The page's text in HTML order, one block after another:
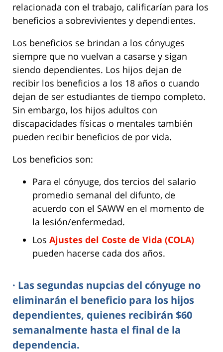
relacionada con el trabajo, calificarían para los
beneficios a sobrevivientes y dependientes.
Los beneficios se brindan a los cónyuges
siempre que no vuelvan a casarse y sigan
siendo dependientes. Los hijos dejan de
recibir los beneficios a los 18 años o cuando
dejan de ser estudiantes de tiempo completo.
Sin embargo, los hijos adultos con
discapacidades físicas o mentales también
pueden recibir beneficios de por vida.
Los beneficios son:
Para el cónyuge, dos tercios del salario
promedio semanal del difunto, de
acuerdo con el SAWW en el momento de
la lesión/enfermedad.
Los Ajustes del Coste de Vida (COLA)
pueden hacerse cada dos años.
· Las segundas nupcias del cónyuge no
eliminarán el beneficio para los hijos
dependientes, quienes recibirán $60
semanalmente hasta el final de la
dependencia.